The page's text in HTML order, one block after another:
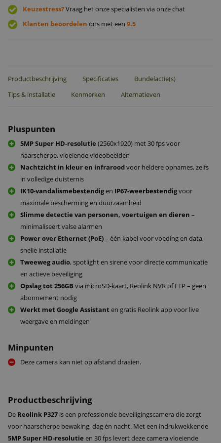
Keuzestress?Vraag het onze specialisten via onze chat
Klanten beoordelen ons met een 9.5
Productbeschrijving Specificaties
Bundelactie(s)
Tips & installatie
Kenmerken Alternatieven
Pluspunten
5MP Super HD-resolutie (2560x1920) met 30 fps voor
haarscherpe, vloeiende videobeelden
Nachtzicht in kleur en infraroodvoor heldere opnames, zelfs
in volledige duisternis
IK10-vandalismebestendigen IP67-weerbestendigvoor
maximale bescherming en duurzaamheid
Slimme detectie van personen, voertuigen en dieren –
minimaliseert valse alarmen
Power over Ethernet (PoE)– één kabel voor voeding en data,
snelle installatie
Tweeweg audio, spotlight en sirene voor directe communicatie
en actieve beveiliging
Opslag tot 256GB via microSD-kaart, Reolink NVR of FTP – geen
abonnement nodig
Werkt met Google Assistant en gratis Reolink app voor live
weergave en meldingen
Minpunten
Deze camera kan niet op afstand draaien.
Productbeschrijving
De Reolink P327 is een professionele beveiligingscamera die zorgt
voor haarscherpe bewaking, dag én nacht. Met een indrukwekkende
5MP Super HD-resolutie en 30 fps levert deze camera vloeiende